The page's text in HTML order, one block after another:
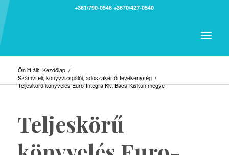
+361/790-0546 +3670/427-0540
Ön itt áll: Kezdőlap /
Számviteli, könyvvizsgálói, adószakértői tevékenység /
Teljeskörű könyvelés Euro-Integra Kkt Bács-Kiskun megye
Teljeskörű